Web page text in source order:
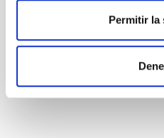
Permitir la